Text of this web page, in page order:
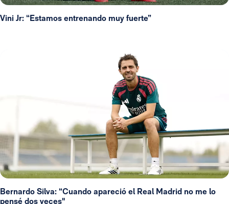
Vini Jr: “Estamos entrenando muy fuerte”
Bernardo Silva: “Cuando apareció el Real Madrid no me lo
pensé dos veces"